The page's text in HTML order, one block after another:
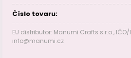
Číslo tovaru:
EU distributor: Manumi Crafts s.r.o., IČO/
info@manumi.cz